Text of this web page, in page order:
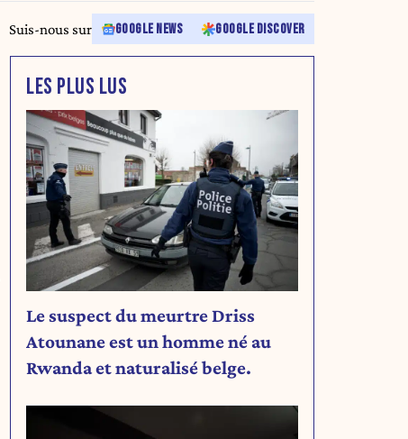
Suis-nous sur GOOGLE NEWS GOOGLE DISCOVER
LES PLUS LUS
Le suspect du meurtre Driss
Atounane est un homme né au
Rwanda et naturalisé belge.